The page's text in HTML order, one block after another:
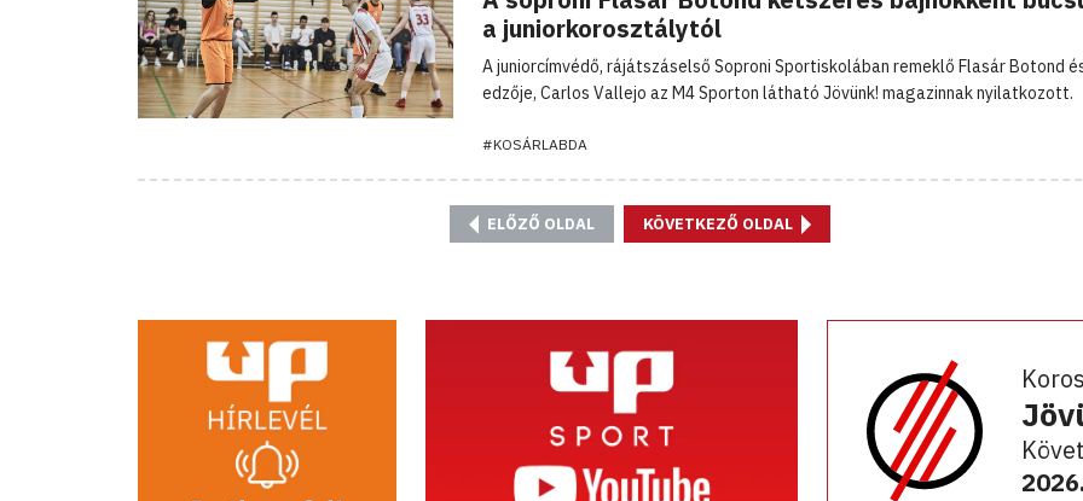
a juniorkorosztálytól
A juniorcímvédő, rájátszáselső Soproni Sportiskolában remeklő Flasár Botond
edzője, Carlos Vallejo az M4 Sporton látható Jövünk! magazinnak nyilatkozott.
#KOSÁRLABDA
ELŐZŐ OLDAL KÖVETKEZŐ OLDAL